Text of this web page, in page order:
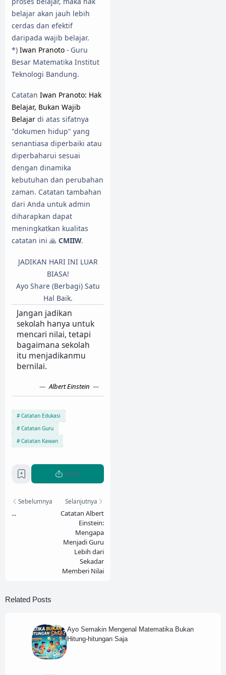
belajar akan jauh lebih
cerdas dan efektif
daripada wajib belajar.
*) Iwan Pranoto - Guru
Besar Matematika Institut
Teknologi Bandung.
Catatan Iwan Pranoto: Hak
Belajar, Bukan Wajib
Belajar di atas sifatnya
"dokumen hidup" yang
senantiasa diperbaiki atau
diperbaharui sesuai
dengan dinamika
kebutuhan dan perubahan
zaman. Catatan tambahan
dari Anda untuk admin
diharapkan dapat
meningkatkan kualitas
catatan ini 🙏 CMIIW.
JADIKAN HARI INI LUAR
BIASA!
Ayo Share (Berbagi) Satu
Hal Baik.
Jangan jadikan
sekolah hanya untuk
mencari nilai, tetapi
bagaimana sekolah
itu menjadikanmu
bernilai.
Albert Einstein
Catatan Edukasi
Catatan Guru
Catatan Kawan
Share
Sebelumnya
...
Selanjutnya
Catatan Albert
Einstein:
Mengapa
Menjadi Guru
Lebih dari
Sekadar
Memberi Nilai
Related Posts
Ayo Semakin Mengenal Matematika Bukan
Hitung-hitungan Saja